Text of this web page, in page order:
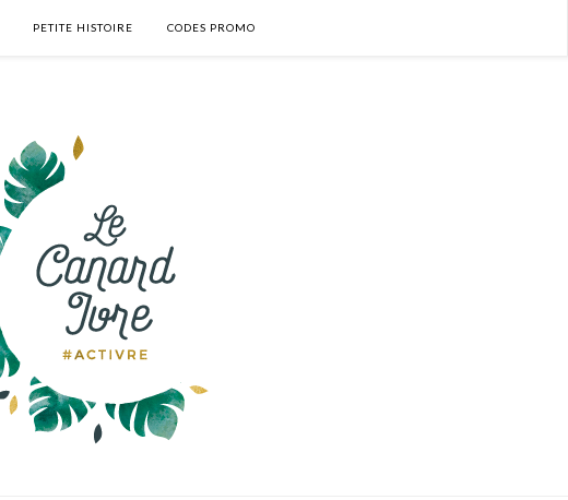
PETITE HISTOIRE CODES PROMO